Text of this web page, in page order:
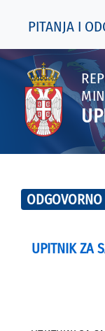
PITANJA I
UPITNIK ZA